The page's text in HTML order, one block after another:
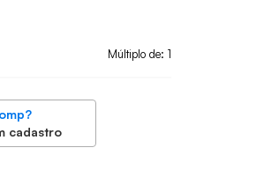
Múltiplo de: 1
cadastro